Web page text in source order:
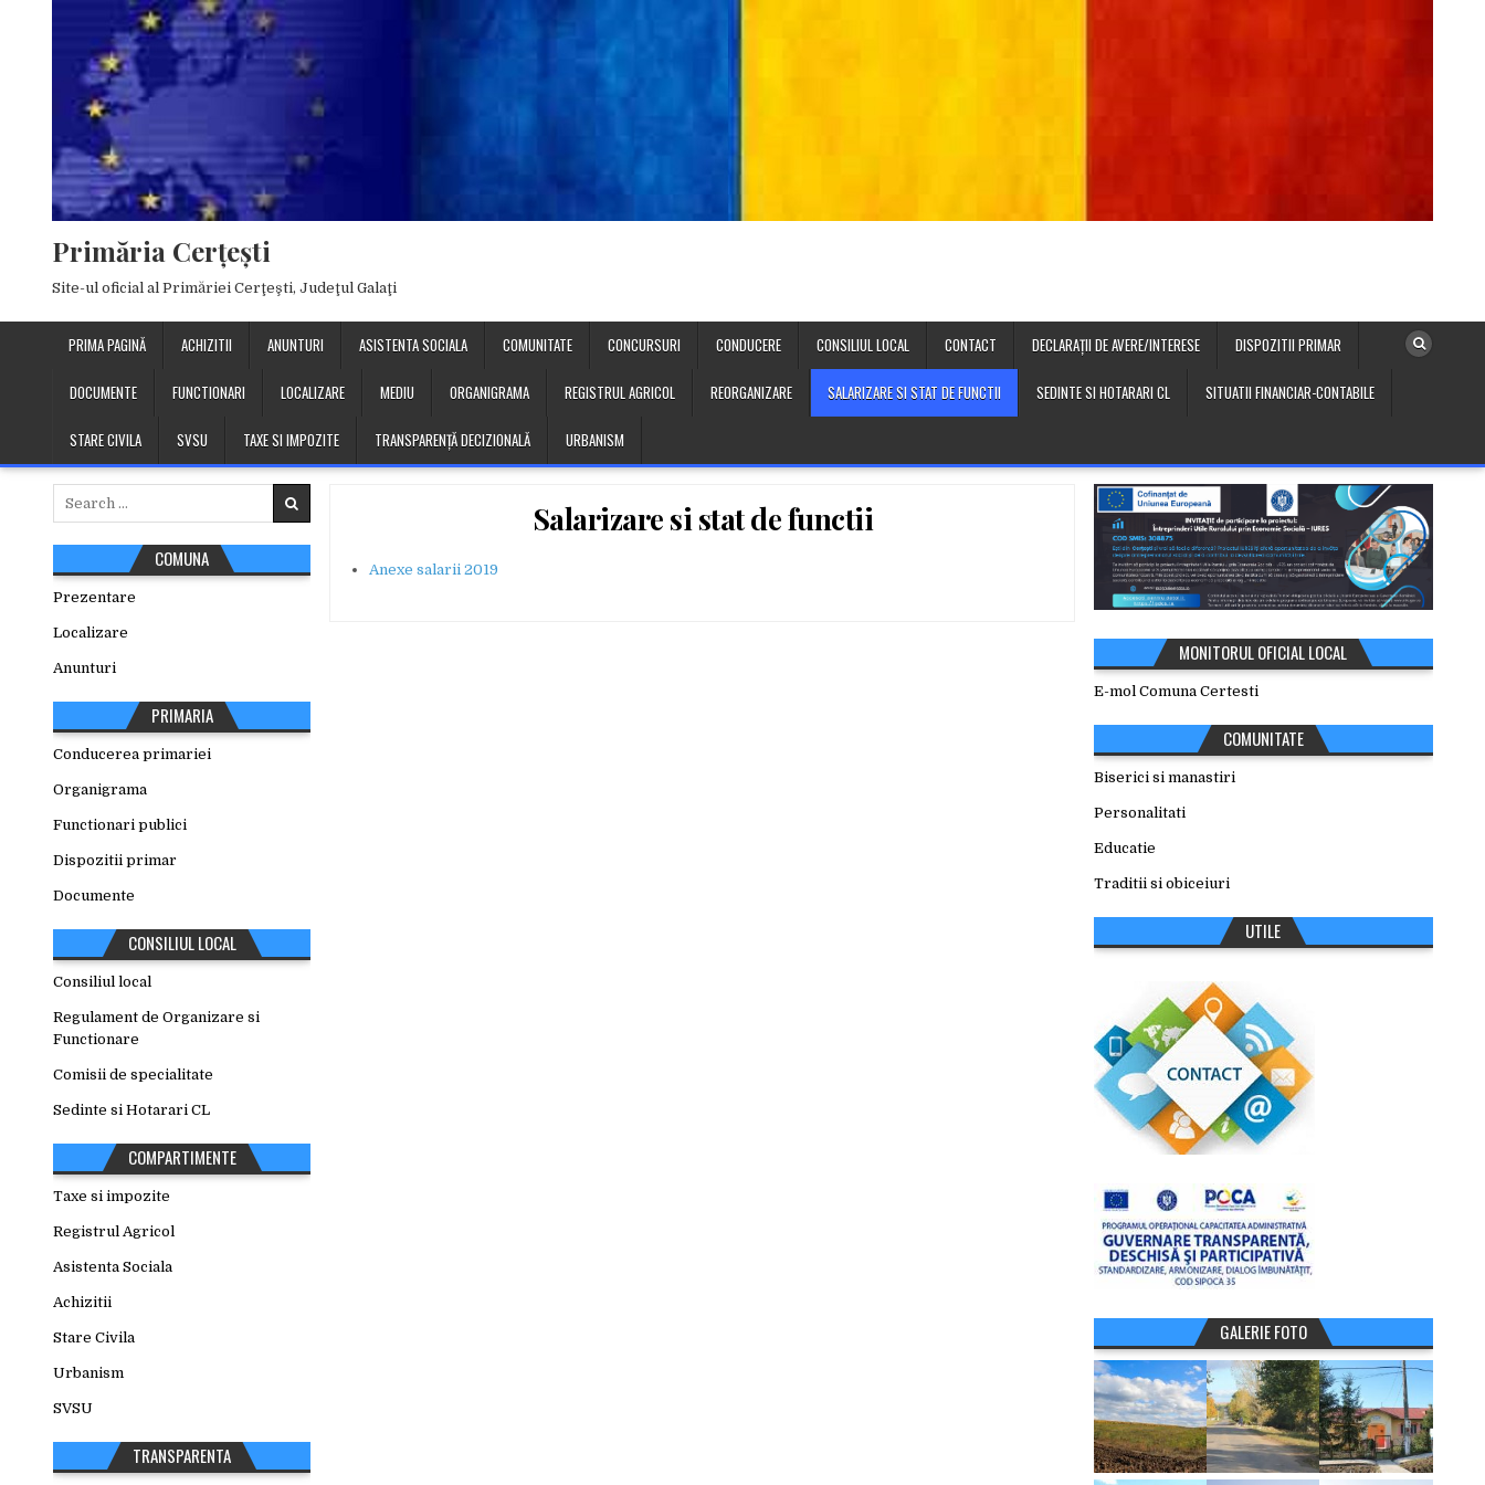
Primăria Cerţeşti
Site-ul oficial al Primăriei Cerţeşti, Judeţul Galaţi
PRIMA PAGINĂ ACHIZITII ANUNTURI ASISTENTA SOCIALA COMUNITATE CONCURSURI CONDUCERE CONSILIUL LOCAL CONTACT DECLARAȚII DE AVERE/INTERESE DISPOZITII PRIMAR
DOCUMENTE FUNCTIONARI LOCALIZARE MEDIU ORGANIGRAMA REGISTRUL AGRICOL REORGANIZARE SALARIZARE SI STAT DE FUNCTII SEDINTE SI HOTARARI CL SITUATII FINANCIAR-CONTABILE
STARE CIVILA SVSU TAXE SI IMPOZITE TRANSPARENȚĂ DECIZIONALĂ URBANISM
Salarizare si stat de functii
Anexe salarii 2019
COMUNA
Prezentare
Localizare
Anunturi
PRIMARIA
Conducerea primariei
Organigrama
Functionari publici
Dispozitii primar
Documente
CONSILIUL LOCAL
Consiliul local
Regulament de Organizare si
Functionare
Comisii de specialitate
Sedinte si Hotarari CL
COMPARTIMENTE
Taxe si impozite
Registrul Agricol
Asistenta Sociala
Achizitii
Stare Civila
Urbanism
SVSU
TRANSPARENTA
MONITORUL OFICIAL LOCAL
E-mol Comuna Certesti
COMUNITATE
Biserici si manastiri
Personalitati
Educatie
Traditii si obiceiuri
UTILE
GALERIE FOTO